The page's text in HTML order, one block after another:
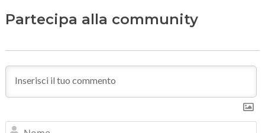
Partecipa alla community